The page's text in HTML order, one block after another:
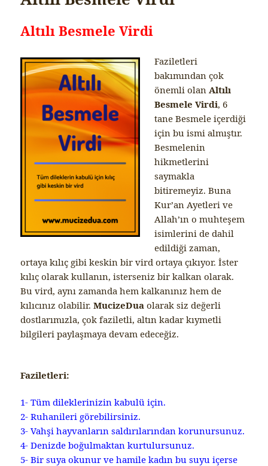
.
Altılı Besmele Virdi
Faziletleri
bakımından çok
önemli olan Altılı
Besmele Virdi, 6
tane Besmele içerdiği
için bu ismi almıştır.
Besmelenin
hikmetlerini
saymakla
bitiremeyiz. Buna
Kur’an Ayetleri ve
Allah’ın o muhteşem
isimlerini de dahil
edildiği zaman,
ortaya kılıç gibi keskin bir vird ortaya çıkıyor. İster
kılıç olarak kullanın, isterseniz bir kalkan olarak.
Bu vird, aynı zamanda hem kalkanınız hem de
kılıcınız olabilir.MucizeDua olarak siz değerli
dostlarımızla, çok faziletli, altın kadar kıymetli
bilgileri paylaşmaya devam edeceğiz.
Faziletleri:
1- Tüm dileklerinizin kabulü için.
2- Ruhanileri görebilirsiniz.
3- Vahşi hayvanların saldırılarından korunursunuz.
4- Denizde boğulmaktan kurtulursunuz.
5- Bir suya okunur ve hamile kadın bu suyu içerse